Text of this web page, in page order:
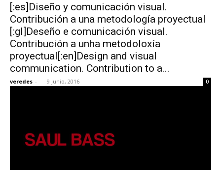
[:es]Diseño y comunicación visual.
Contribución a una metodología proyectual
[:gl]Deseño e comunicación visual.
Contribución a unha metodoloxía
proyectual[:en]Design and visual
communication. Contribution to a...
veredes - 9 junio, 2016 0